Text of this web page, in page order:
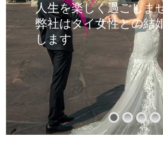
人生を楽しく過ごしま
弊社はタイ女性との結
します